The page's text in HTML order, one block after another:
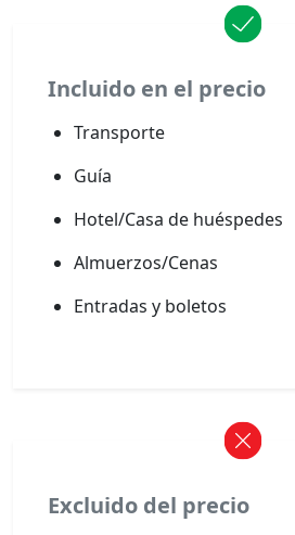
Incluido en el precio
Transporte
Guía
Hotel/Casa de huéspedes
Almuerzos/Cenas
Entradas y boletos
Excluido del precio